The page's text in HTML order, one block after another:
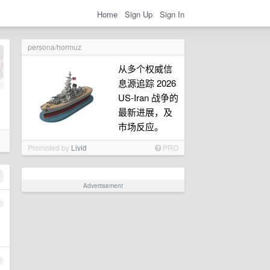
Home Sign Up Sign In
persona/hormuz
从多个权威信
息源追踪 2026
US-Iran 战争的
最新进展，及
市场反应。
Promoted by Livid PRO
Advertisement